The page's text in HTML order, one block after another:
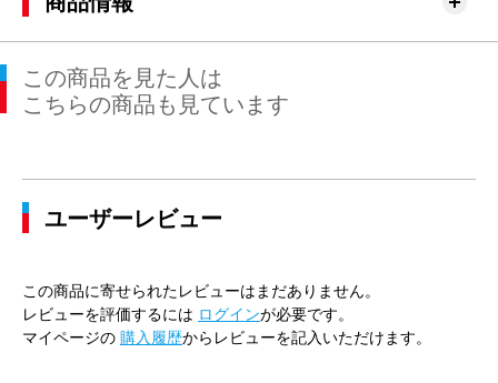
この商品を見た人は
こちらの商品も見ています
ユーザーレビュー
この商品に寄せられたレビューはまだありません。
レビューを評価するには ログインが必要です。
マイページの 購入履歴からレビューを記入いただけます。